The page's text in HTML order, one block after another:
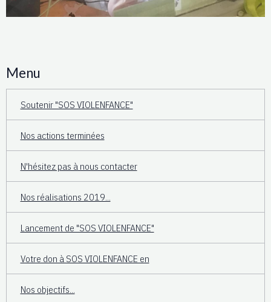
Menu
Soutenir "SOS VIOLENFANCE"
Nos actions terminées
N'hésitez pas à nous contacter
Nos réalisations 2019...
Lancement de "SOS VIOLENFANCE"
Votre don à SOS VIOLENFANCE en
Nos objectifs...